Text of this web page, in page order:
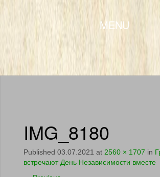
MENU
SKIP TO CONTENT
IMG_8180
Published 03.07.2021 at 2560 × 1707 in
встречают День Независимости вместе